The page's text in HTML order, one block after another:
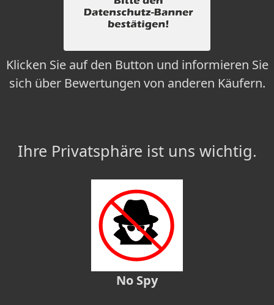
Klicken Sie auf den Button und informieren Sie
sich über Bewertungen von anderen Käufern.
Ihre Privatsphäre ist uns wichtig.
No Spy